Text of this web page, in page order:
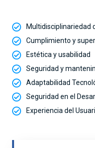
Multidisciplinariedad
Cumplimiento y
Estética y usabilidad
Seguridad y
Adaptabilidad
Seguridad en el
Experiencia del